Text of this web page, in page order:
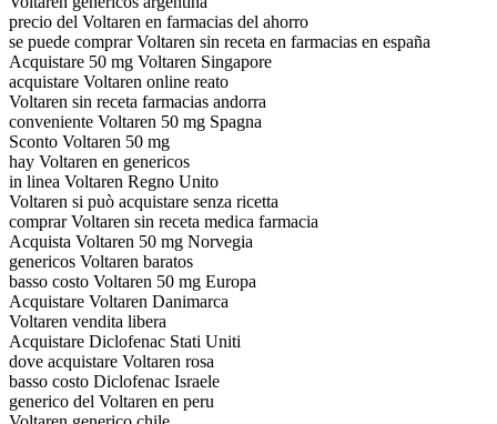
precio del Voltaren en farmacias del ahorro
se puede comprar Voltaren sin receta en farmacias en españa
Acquistare 50 mg Voltaren Singapore
acquistare Voltaren online reato
Voltaren sin receta farmacias andorra
conveniente Voltaren 50 mg Spagna
Sconto Voltaren 50 mg
hay Voltaren en genericos
in linea Voltaren Regno Unito
Voltaren si può acquistare senza ricetta
comprar Voltaren sin receta medica farmacia
Acquista Voltaren 50 mg Norvegia
genericos Voltaren baratos
basso costo Voltaren 50 mg Europa
Acquistare Voltaren Danimarca
Voltaren vendita libera
Acquistare Diclofenac Stati Uniti
dove acquistare Voltaren rosa
basso costo Diclofenac Israele
generico del Voltaren en peru